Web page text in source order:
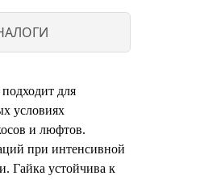
для
условиях
и люфтов.
при интенсивной
Гайка устойчива к